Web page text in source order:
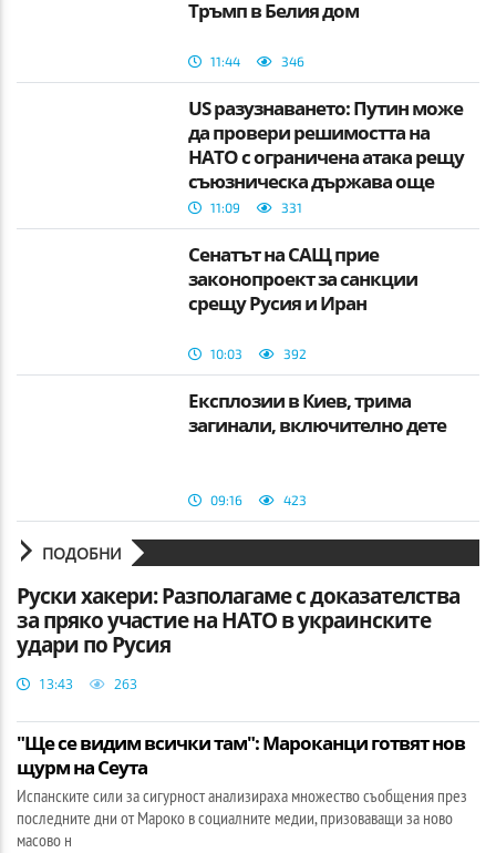
Тръмп в Белия дом
11:44 346
US разузнаването: Путин може
да провери решимостта на
НАТО с ограничена атака рещу
съюзническа държава още
тази есен
11:09 331
Сенатът на САЩ прие
законопроект за санкции
срещу Русия и Иран
10:03 392
Експлозии в Киев, трима
загинали, включително дете
09:16 423
ПОДОБНИ
Руски хакери: Разполагаме с доказателства
за пряко участие на НАТО в украинските
удари по Русия
13:43 263
"Ще се видим всички там": Мароканци готвят нов
щурм на Сеута
Испанските сили за сигурност анализираха множество съобщения през
последните дни от Мароко в социалните медии, призоваващи за ново
масово н